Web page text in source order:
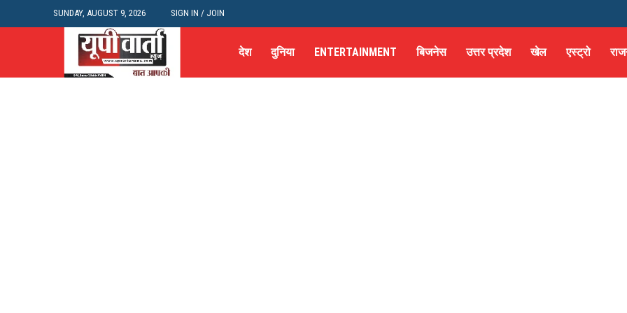
SUNDAY, AUGUST 9, 2026 SIGN IN / JOIN
देश दुनिया ENTERTAINMENT बिजनेस उत्तर प्रदेश खेल एस्ट्रो